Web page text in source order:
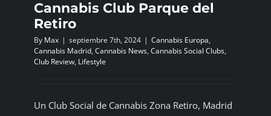
Cannabis Club Parque del
Retiro
By Max | septiembre 7th, 2024 | Cannabis Europa,
Cannabis Madrid, Cannabis News, Cannabis Social Clubs,
Club Review, Lifestyle
Un Club Social de Cannabis Zona Retiro, Madrid